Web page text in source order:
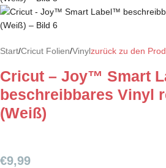
Start/Cricut Folien/Vinylzurück zu den
Cricut – Joy™ Smart
beschreibbares Vinyl
(Weiß)
€9,99